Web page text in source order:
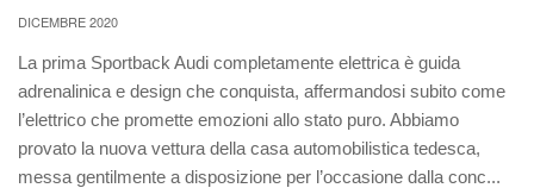
DICEMBRE 2020
La prima Sportback Audi completamente elettrica è guida
adrenalinica e design che conquista, affermandosi subito come
l’elettrico che promette emozioni allo stato puro. Abbiamo
provato la nuova vettura della casa automobilistica tedesca,
messa gentilmente a disposizione per l’occasione dalla conc...